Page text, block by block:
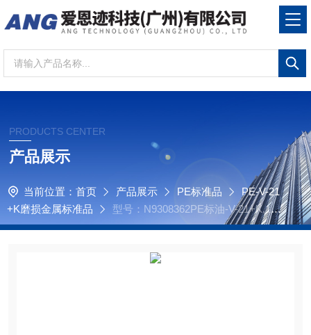
PRODUCTS CENTER
产品展示
当前位置： 首页 产品展示 PE标准品
PE-V-21
+K磨损金属标准品
型号：N9308362PE标油-V-21+K,100
µg/g,200g磨损金属标准品